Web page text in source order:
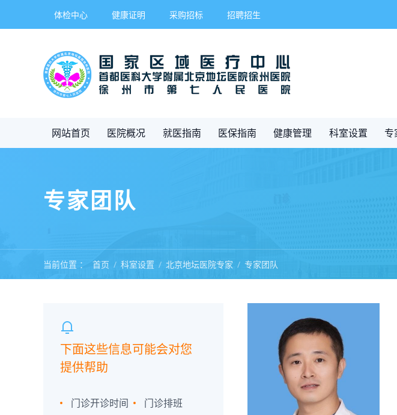
体检中心 健康证明 采购招标 招聘招生
网站首页 医院概况 就医指南 医保指南 健康管理 科室设置 专
专家团队
当前位置 ： 首页 科室设置 北京地坛医院专家 专家团队
下面这些信息可能会对您
提供帮助
门诊开诊时间 门诊排班